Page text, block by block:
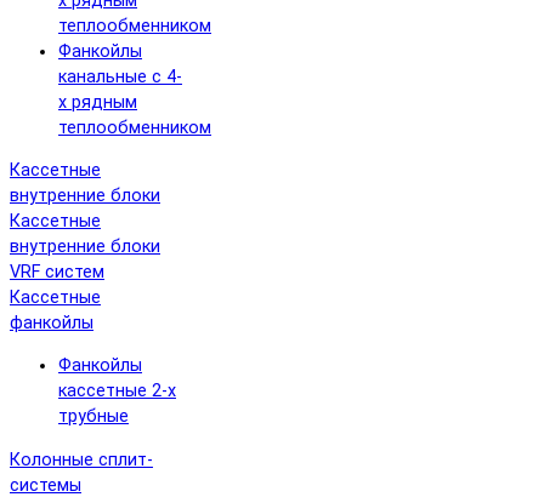
теплообменником
Фанкойлы
канальные с 4-
х рядным
теплообменником
Кассетные
внутренние блоки
Кассетные
внутренние блоки
VRF систем
Кассетные
фанкойлы
Фанкойлы
кассетные 2-х
трубные
Колонные сплит-
системы